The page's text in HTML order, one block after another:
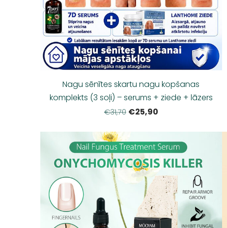
Nagu sēnītes skartu nagu kopšanas
komplekts (3 soļi) – serums + ziede + lāzers
€31,70 €25,90